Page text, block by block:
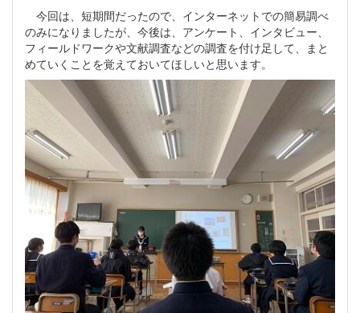
今回は、短期間だったので、インターネットでの簡易調べ
のみになりましたが、今後は、アンケート、インタビュー、
フィールドワークや文献調査などの調査を付け足して、まと
めていくことを覚えておいてほしいと思います。